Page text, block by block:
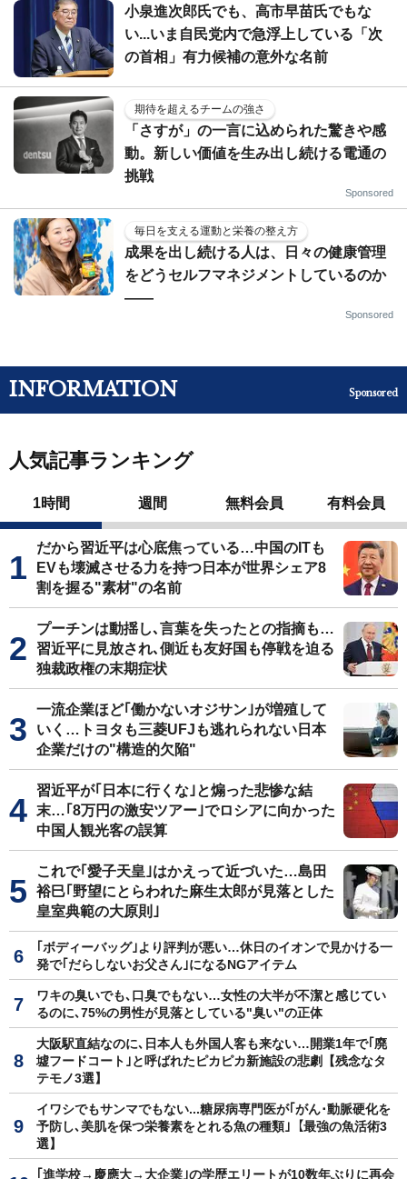
小泉進次郎氏でも、高市早苗氏でもな
い...いま自民党内で急浮上している「次
の首相」有力候補の意外な名前
期待を超えるチームの強さ
「さすが」の一言に込められた驚きや感
動。新しい価値を生み出し続ける電通の
挑戦
Sponsored
毎日を支える運動と栄養の整え方
成果を出し続ける人は、日々の健康管理
をどうセルフマネジメントしているのか
——
Sponsored
INFORMATION Sponsored
人気記事ランキング
1時間 週間 無料会員 有料会員
だから習近平は心底焦っている…中国のITも
EVも壊滅させる力を持つ日本が世界シェア8
割を握る"素材"の名前
プーチンは動揺し､言葉を失ったとの指摘も…
習近平に見放され､側近も友好国も停戦を迫る
独裁政権の末期症状
一流企業ほど｢働かないオジサン｣が増殖して
いく…トヨタも三菱UFJも逃れられない日本
企業だけの"構造的欠陥"
習近平が｢日本に行くな｣と煽った悲惨な結
末…｢8万円の激安ツアー｣でロシアに向かった
中国人観光客の誤算
これで｢愛子天皇｣はかえって近づいた…島田
裕巳｢野望にとらわれた麻生太郎が見落とした
皇室典範の大原則｣
｢ボディーバッグ｣より評判が悪い…休日のイオンで見かける一
発で｢だらしないお父さん｣になるNGアイテム
ワキの臭いでも､口臭でもない…女性の大半が不潔と感じてい
るのに､75%の男性が見落としている"臭い"の正体
大阪駅直結なのに､日本人も外国人客も来ない…開業1年で｢廃
墟フードコート｣と呼ばれたピカピカ新施設の悲劇【残念なタ
テモノ3選】
イワシでもサンマでもない...糖尿病専門医が｢がん･動脈硬化を
予防し､美肌を保つ栄養素をとれる魚の種類｣【最強の魚活術3
選】
｢進学校→慶應大→大企業｣の学歴エリートが10数年ぶりに再会